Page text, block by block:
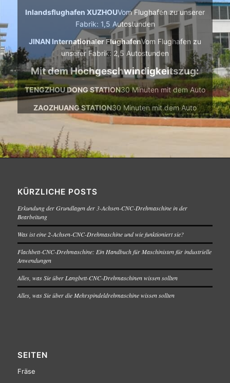
Inlandsflughafen XUZHOUVom Flughafen zu unserer
Fabrik: 1,5 Autostunden
JINAN Internationaler FlughafenVom Flughafen zu
unserer Fabrik: 2,5 Autostunden
Mit dem Hochgeschwindigkeitszug:
TENGZHOU DONG STATION30 Minuten mit dem Auto
ZAOZHUANG STATION30 Minuten mit dem Auto
KÜRZLICHE POSTS
Erkundung der Grundlagen der 3-Achsen-CNC-Drehmaschine in der
Bearbeitung
Was ist eine 2-Achsen-CNC-Drehmaschine und wie funktioniert sie?
Flachbett-CNC-Drehmaschine: Ein Handbuch für Maschinisten für industrielle
Anwendungen
Alles, was Sie über Langbett-CNC-Drehmaschinen wissen sollten
Alles, was Sie über die Mehrspindeldrehmaschine wissen sollten
SEITEN
Fräse